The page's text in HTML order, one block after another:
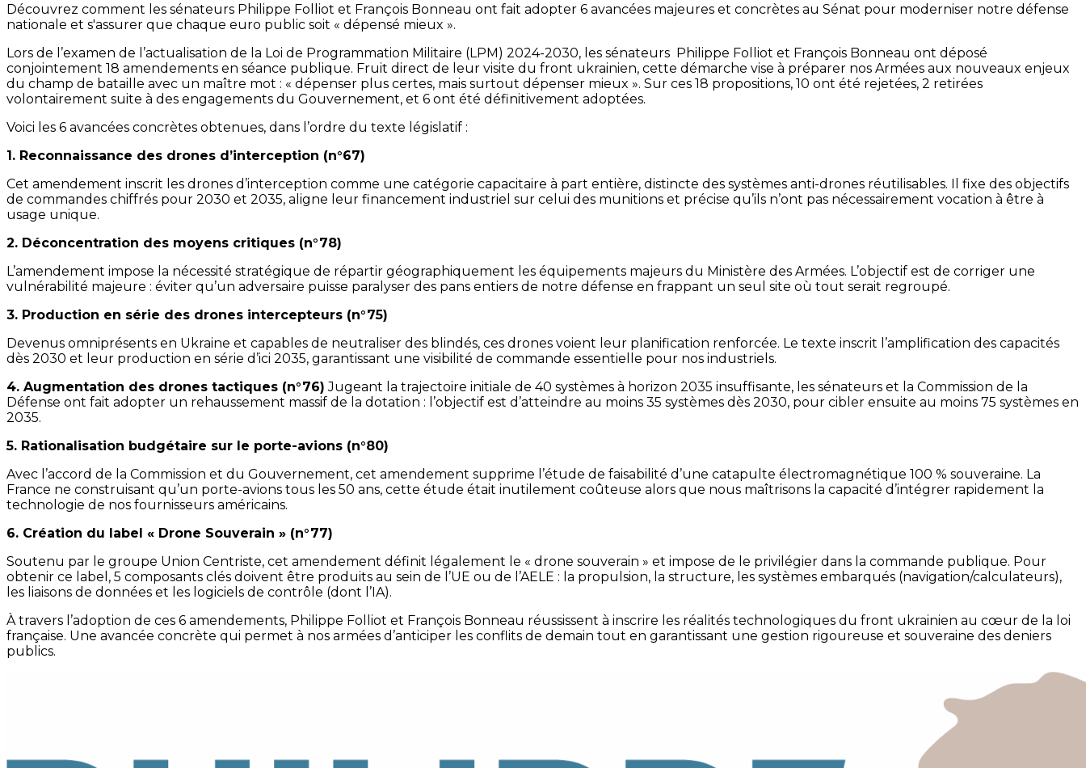
Découvrez comment les sénateurs Philippe Folliot et François Bonneau ont fait adopter 6 avancées majeures et concrètes au Sénat pour moderniser notre défense
nationale et s'assurer que chaque euro public soit « dépensé mieux ».
Lors de l’examen de l’actualisation de la Loi de Programmation Militaire (LPM) 2024-2030, les sénateurs Philippe Folliot et François Bonneau ont déposé
conjointement 18 amendements en séance publique. Fruit direct de leur visite du front ukrainien, cette démarche vise à préparer nos Armées aux nouveaux enjeux
du champ de bataille avec un maître mot : « dépenser plus certes, mais surtout dépenser mieux ». Sur ces 18 propositions, 10 ont été rejetées, 2 retirées
volontairement suite à des engagements du Gouvernement, et 6 ont été définitivement adoptées.
Voici les 6 avancées concrètes obtenues, dans l’ordre du texte législatif :
1. Reconnaissance des drones d’interception (n°67)
Cet amendement inscrit les drones d’interception comme une catégorie capacitaire à part entière, distincte des systèmes anti-drones réutilisables. Il fixe des objectifs
de commandes chiffrés pour 2030 et 2035, aligne leur financement industriel sur celui des munitions et précise qu’ils n’ont pas nécessairement vocation à être à
usage unique.
2. Déconcentration des moyens critiques (n°78)
L’amendement impose la nécessité stratégique de répartir géographiquement les équipements majeurs du Ministère des Armées. L’objectif est de corriger une
vulnérabilité majeure : éviter qu’un adversaire puisse paralyser des pans entiers de notre défense en frappant un seul site où tout serait regroupé.
3. Production en série des drones intercepteurs (n°75)
Devenus omniprésents en Ukraine et capables de neutraliser des blindés, ces drones voient leur planification renforcée. Le texte inscrit l’amplification des capacités
dès 2030 et leur production en série d’ici 2035, garantissant une visibilité de commande essentielle pour nos industriels.
4. Augmentation des drones tactiques (n°76) Jugeant la trajectoire initiale de 40 systèmes à horizon 2035 insuffisante, les sénateurs et la Commission de la
Défense ont fait adopter un rehaussement massif de la dotation : l’objectif est d’atteindre au moins 35 systèmes dès 2030, pour cibler ensuite au moins 75 systèmes en
2035.
5. Rationalisation budgétaire sur le porte-avions (n°80)
Avec l’accord de la Commission et du Gouvernement, cet amendement supprime l’étude de faisabilité d’une catapulte électromagnétique 100 % souveraine. La
France ne construisant qu’un porte-avions tous les 50 ans, cette étude était inutilement coûteuse alors que nous maîtrisons la capacité d’intégrer rapidement la
technologie de nos fournisseurs américains.
6. Création du label « Drone Souverain » (n°77)
Soutenu par le groupe Union Centriste, cet amendement définit légalement le « drone souverain » et impose de le privilégier dans la commande publique. Pour
obtenir ce label, 5 composants clés doivent être produits au sein de l’UE ou de l’AELE : la propulsion, la structure, les systèmes embarqués (navigation/calculateurs),
les liaisons de données et les logiciels de contrôle (dont l’IA).
À travers l’adoption de ces 6 amendements, Philippe Folliot et François Bonneau réussissent à inscrire les réalités technologiques du front ukrainien au cœur de la loi
française. Une avancée concrète qui permet à nos armées d’anticiper les conflits de demain tout en garantissant une gestion rigoureuse et souveraine des deniers
publics.